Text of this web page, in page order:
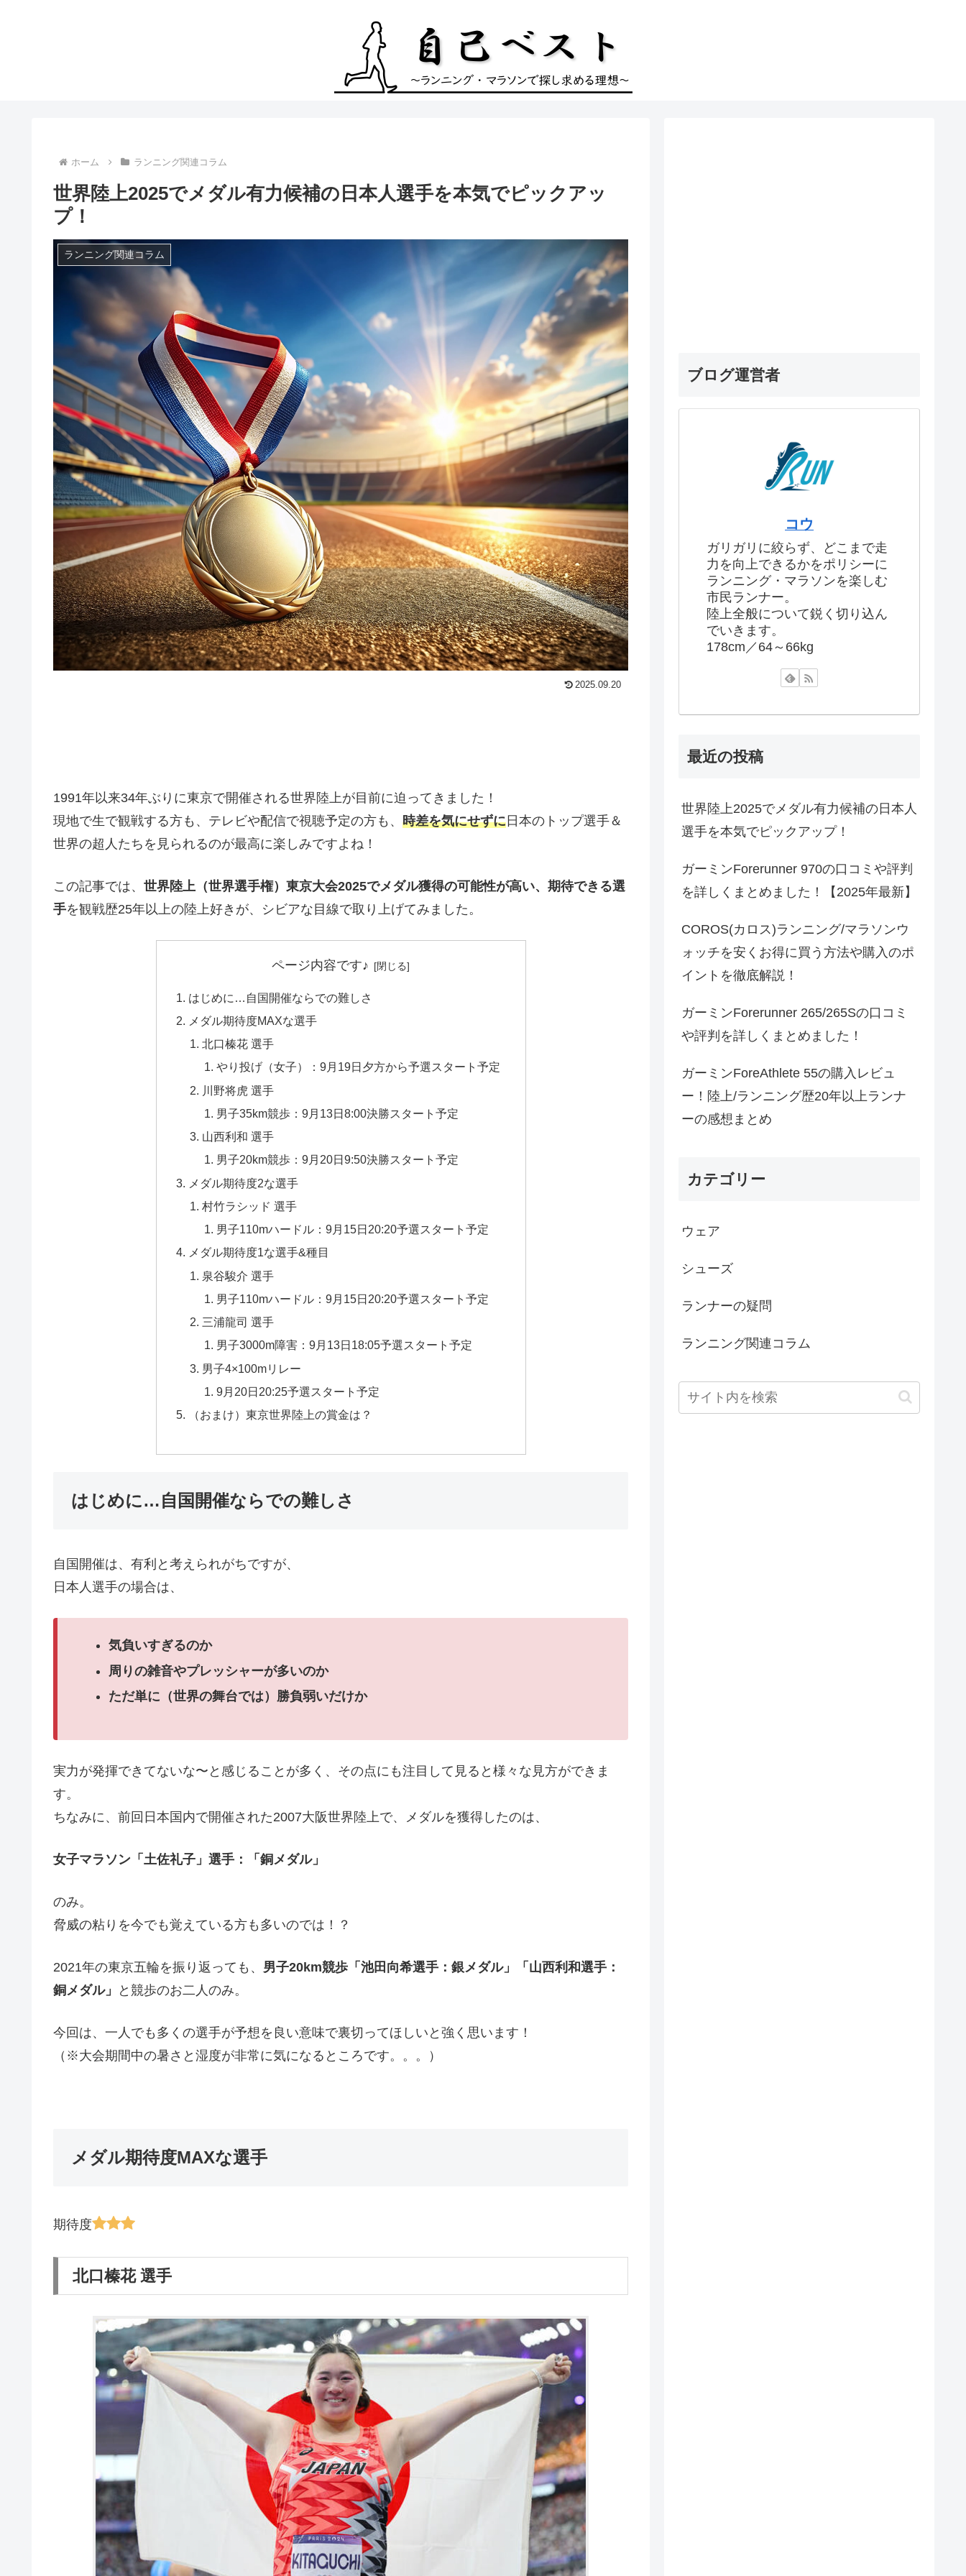
ホーム ランニング関連コラム
世界陸上2025でメダル有力候補の日本人選手を本気でピックアッ
プ！
ランニング関連コラム
2025.09.20
1991年以来34年ぶりに東京で開催される世界陸上が目前に迫ってきました！
現地で生で観戦する方も、テレビや配信で視聴予定の方も、 時差を気にせずに日本のトップ選手＆
世界の超人たちを見られるのが最高に楽しみですよね！
この記事では、 世界陸上（世界選手権）東京大会2025でメダル獲得の可能性が高い、期待できる選
手を観戦歴25年以上の陸上好きが、シビアな目線で取り上げてみました。
ページ内容です♪
はじめに…自国開催ならでの難しさ
メダル期待度MAXな選手
北口榛花 選手
やり投げ（女子）：9月19日夕方から予選スタート予定
川野将虎 選手
男子35km競歩：9月13日8:00決勝スタート予定
山西利和 選手
男子20km競歩：9月20日9:50決勝スタート予定
メダル期待度2な選手
村竹ラシッド 選手
男子110mハードル：9月15日20:20予選スタート予定
メダル期待度1な選手&種目
泉谷駿介 選手
男子110mハードル：9月15日20:20予選スタート予定
三浦龍司 選手
男子3000m障害：9月13日18:05予選スタート予定
男子4×100mリレー
9月20日20:25予選スタート予定
（おまけ）東京世界陸上の賞金は？
はじめに…自国開催ならでの難しさ
自国開催は、有利と考えられがちですが、
日本人選手の場合は、
気負いすぎるのか
周りの雑音やプレッシャーが多いのか
ただ単に（世界の舞台では）勝負弱いだけか
実力が発揮できてないな〜と感じることが多く、その点にも注目して見ると様々な見方ができま
す。
ちなみに、前回日本国内で開催された2007大阪世界陸上で、メダルを獲得したのは、
女子マラソン「土佐礼子」選手：「銅メダル」
のみ。
脅威の粘りを今でも覚えている方も多いのでは！？
2021年の東京五輪を振り返っても、 男子20km競歩「池田向希選手：銀メダル」「山西利和選手：
銅メダル」
と競歩のお二人のみ。
今回は、一人でも多くの選手が予想を良い意味で裏切ってほしいと強く思います！
（※大会期間中の暑さと湿度が非常に気になるところです。。。）
メダル期待度MAXな選手
期待度
北口榛花 選手
ブログ運営者
コウ
ガリガリに絞らず、どこまで走
力を向上できるかをポリシーに
ランニング・マラソンを楽しむ
市民ランナー。
陸上全般について鋭く切り込ん
でいきます。
178cm／64～66kg
最近の投稿
世界陸上2025でメダル有力候補の日本人
選手を本気でピックアップ！
ガーミンForerunner 970の口コミや評判
を詳しくまとめました！【2025年最新】
COROS(カロス)ランニング/マラソンウ
ォッチを安くお得に買う方法や購入のポ
イントを徹底解説！
ガーミンForerunner 265/265Sの口コミ
や評判を詳しくまとめました！
ガーミンForeAthlete 55の購入レビュ
ー！陸上/ランニング歴20年以上ランナ
ーの感想まとめ
カテゴリー
ウェア
シューズ
ランナーの疑問
ランニング関連コラム